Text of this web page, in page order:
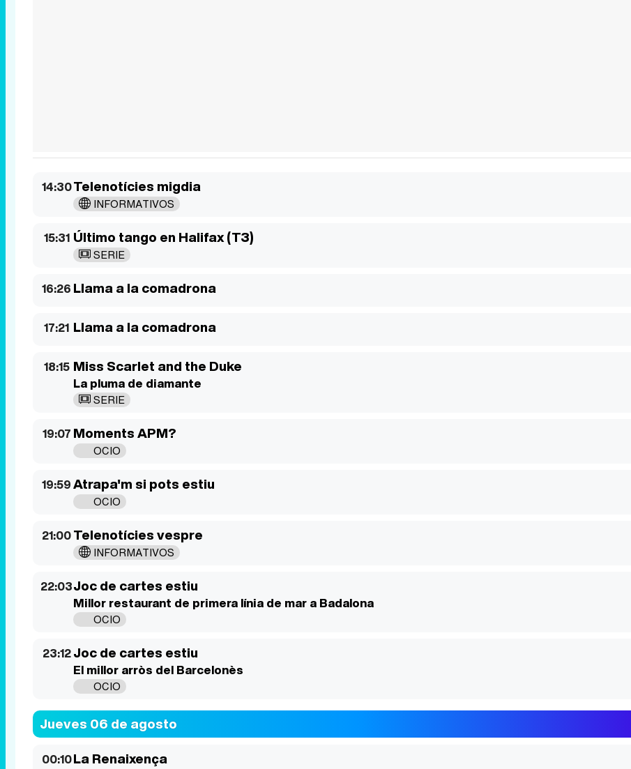
14:30Telenotícies migdia
INFORMATIVOS
15:31 Último tango en Halifax (T3)
SERIE
16:26 Llama a la comadrona
17:21 Llama a la comadrona
18:15 Miss Scarlet and the Duke
La pluma de diamante
SERIE
19:07 Moments APM?
OCIO
19:59Atrapa'm si pots estiu
OCIO
21:00Telenotícies vespre
INFORMATIVOS
22:03Joc de cartes estiu
Millor restaurant de primera línia de mar a Badalona
OCIO
23:12Joc de cartes estiu
El millor arròs del Barcelonès
OCIO
Jueves 06 de agosto
00:10La Renaixença